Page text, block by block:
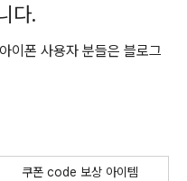
다.
이폰 사용자 분들은 블로그
쿠폰 code 보상 아이템